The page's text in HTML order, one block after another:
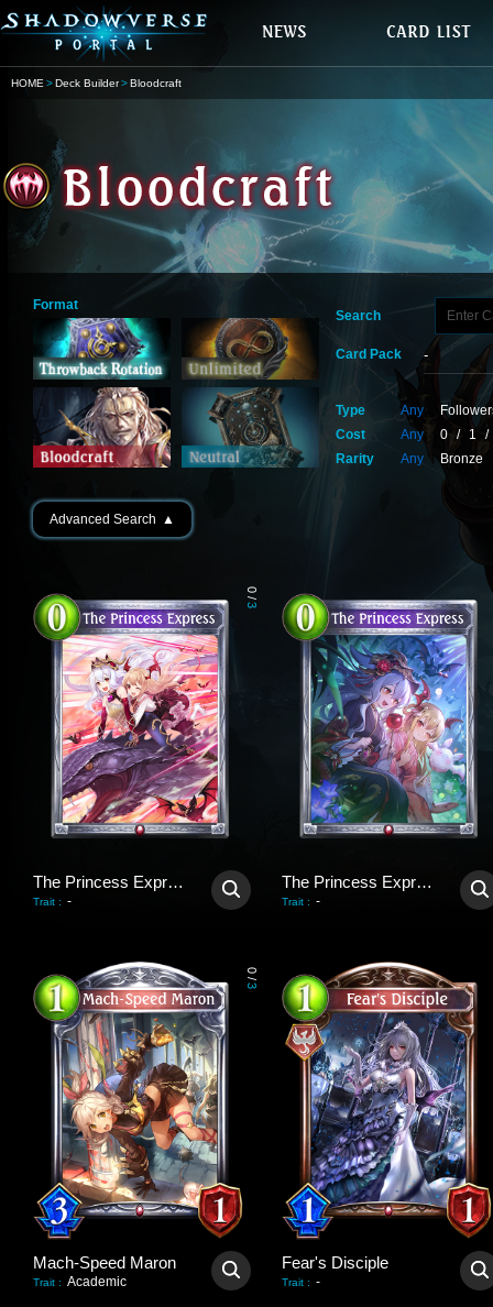
HOME Deck Builder Bloodcraft
Format
Search
Card Pack
Type Any
Cost
Any 0 / 1 /
Rarity
Any Bronze
Advanced Search ▲
0
/
3
The Princess Express
Trait : -
The Princess Express
Trait : -
0
/
3
Mach-Speed Maron
Trait : Academic
Fear's Disciple
Trait : -